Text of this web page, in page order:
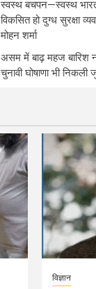
स्वस्थ बचपन—स्वस्थ
विकसित हो दुग्ध सुरक्षा
मोहन शर्मा
असम में बाढ़ महज बारिश
चुनावी घोषाणा भी
विज्ञान